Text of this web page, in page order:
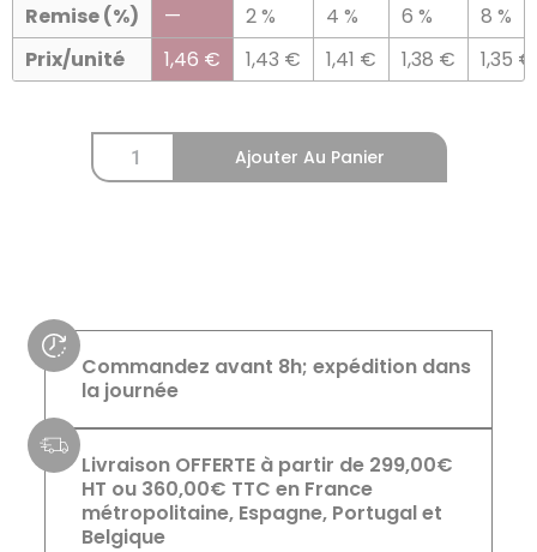
Remise (%)
Prix/unité
—
1,46 €
2 %
1,43 €
4 %
1,41 €
6 %
1,38 €
8 %
1,35 €
Ajouter Au Panier
Commandez avant 8h; expédition dans
la journée
Livraison OFFERTE à partir de 299,00€
HT ou 360,00€ TTC en France
métropolitaine, Espagne, Portugal et
Belgique